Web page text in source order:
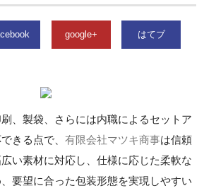
google+ はてブ
、製袋、さらには内職によるセットア
きる点で、有限会社マツキ商事は信頼
い素材に対応し、仕様に応じた柔軟な
要望に合った包装形態を実現しやすい